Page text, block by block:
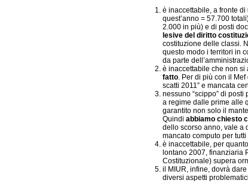
è inaccettabile, a fronte
quest’anno = 57.700
2.000 in più) e di posti
lesive del diritto
costituzione delle classi.
questo modo i territori in
da parte
è inaccettabile che non si
fatto. Per di più con il
scatti 2011” e mancata
nessuno “scippo” di
a regime dalle prime alle
garantito non solo il
Quindi abbiamo chiesto
dello scorso anno, vale a
mancato computo per
è inaccettabile, per
lontano 2007, finanziaria
Costituzionale) supera
il MIUR, infine, dovrà
diversi aspetti